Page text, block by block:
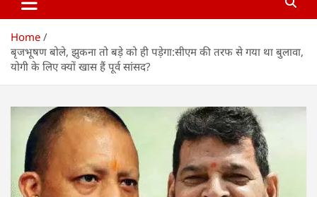
Home
बृजभूषण बोले, झुकना तो बड़े को ही पड़ेगा:सीएम की तरफ से गया था बुलावा,
योगी के लिए क्यों खास हैं पूर्व सांसद?